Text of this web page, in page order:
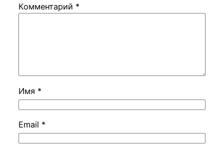
Комментарий *
Имя *
Email *